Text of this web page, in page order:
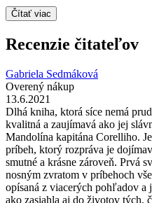
Čítať viac
Recenzie čitateľov
Gabriela Sedmáková
Overený nákup
13.6.2021
Dlhá kniha, ktorá síce nemá
kvalitná a zaujímavá ako jej
Mandolína kapitána Corelliho.
príbeh, ktorý rozpráva je
smutné a krásne zároveň. Prvá
nosným zvratom v príbehoch
opísaná z viacerých pohľadov a
ako zasiahla aj do životov tých,